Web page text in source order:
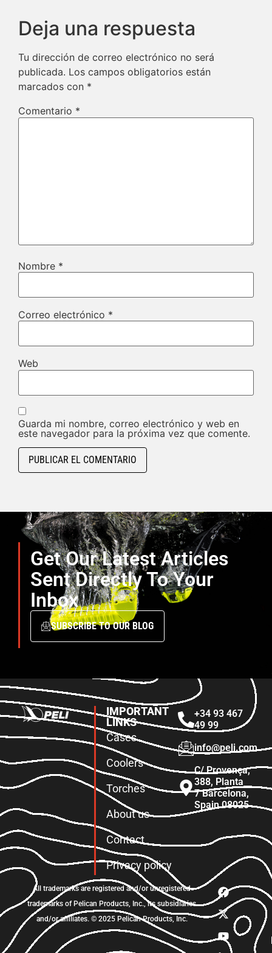
Deja una respuesta
Tu dirección de correo electrónico no será
publicada. Los campos obligatorios están
marcados con *
Comentario *
Nombre *
Correo electrónico *
Web
Guarda mi nombre, correo electrónico y web en
este navegador para la próxima vez que comente.
Get Our Latest Articles
Sent Directly To Your
Inbox
SUBSCRIBE TO OUR BLOG
IMPORTANT
LINKS
Cases
Coolers
Torches
About us
Contact
Privacy policy
+34 93 467
49 99
info@peli.com
C/ Provença,
388, Planta
7 Barcelona,
Spain 08025
All trademarks are registered and/or unregistered
trademarks of Pelican Products, Inc., its subsidiaries
and/or affiliates. © 2025 Pelican Products, Inc.